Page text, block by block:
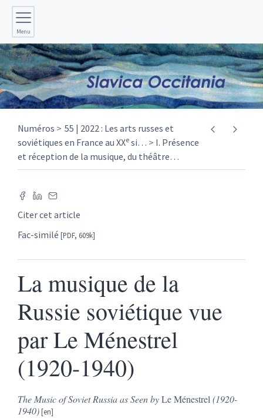
Menu
Numéros
55 | 2022 : Les arts russes et
soviétiques en France au XXe si…
I. Présence
et réception de la musique, du théâtre…
Citer cet article
Fac-similé [PDF, 609k]
La musique de la
Russie soviétique vue
par Le Ménestrel
(1920-1940)
The Music of Soviet Russia as Seen byLe Ménestrel (1920-
1940)